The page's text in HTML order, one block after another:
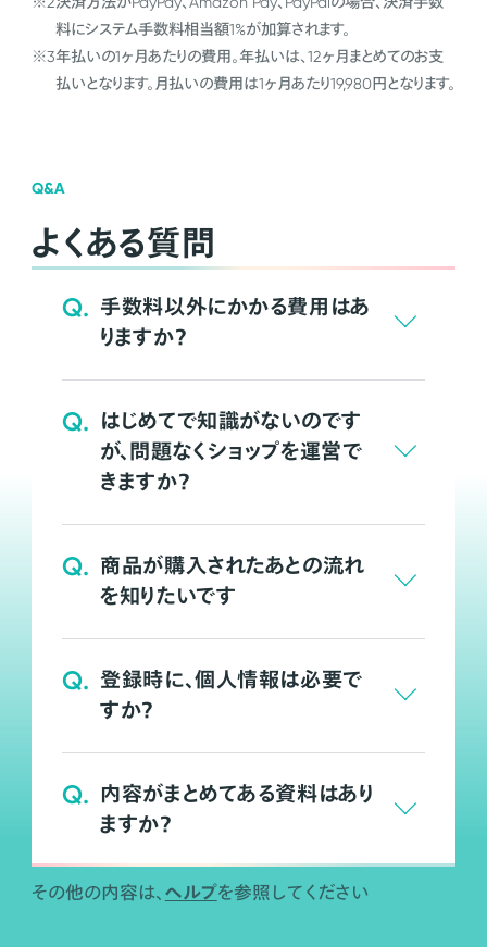
料にシステム手数料相当額1%が加算されます。
※3年払いの1ヶ月あたりの費用。年払いは、12ヶ月まとめてのお支
払いとなります。月払いの費用は1ヶ月あたり19,980円となります。
Q&A
よくある質問
Q. 手数料以外にかかる費用はあ
りますか？
Q. はじめてで知識がないのです
が、問題なくショップを運営で
きますか？
Q. 商品が購入されたあとの流れ
を知りたいです
Q. 登録時に、個人情報は必要で
すか？
Q. 内容がまとめてある資料はあり
ますか？
その他の内容は、 ヘルプを参照してください